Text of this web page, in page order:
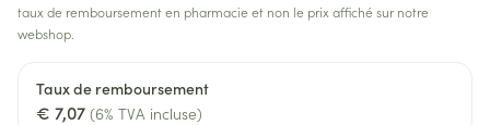
taux de remboursement en pharmacie et non le prix affiché sur notre
webshop.
Taux de remboursement
€ 7,07 (6% TVA incluse)